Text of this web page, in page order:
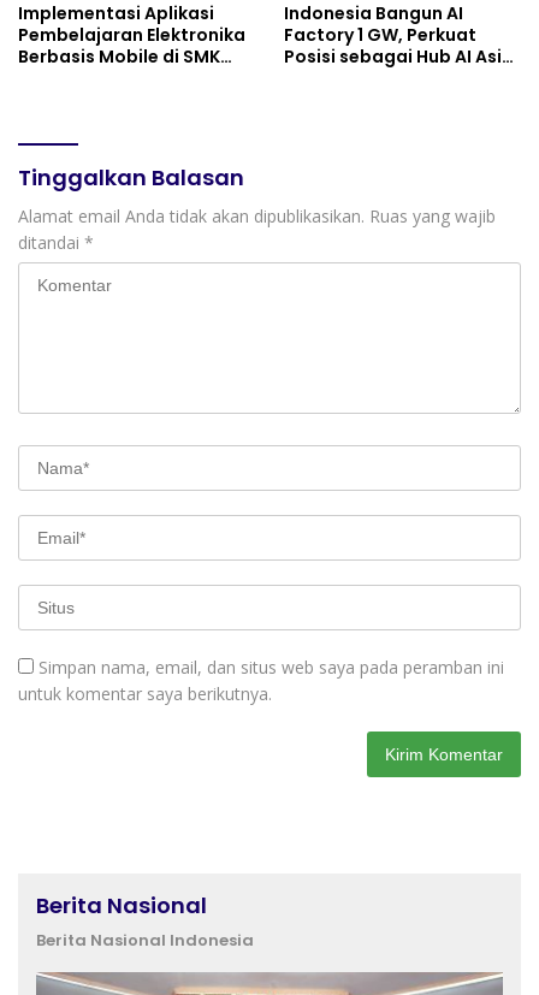
Implementasi Aplikasi
Pembelajaran Elektronika
Berbasis Mobile di SMK
Indonesia Bangun AI
Factory 1 GW, Perkuat
Posisi sebagai Hub AI Asia
Tinggalkan Balasan
Alamat email Anda tidak akan dipublikasikan. Ruas yang wajib
ditandai *
Simpan nama, email, dan situs web saya pada peramban ini
untuk komentar saya berikutnya.
Berita Nasional
Berita Nasional Indonesia